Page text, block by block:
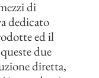
di
dedicato
ed il
due
diretta,